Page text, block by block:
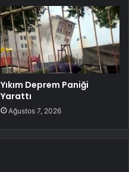
Yıkım Deprem Paniği
Yarattı
Ağustos 7, 2026